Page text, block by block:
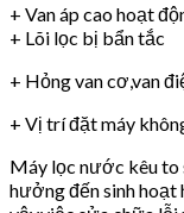
+ Van áp cao hoạt
+ Lõi lọc bị bẩn tắc
+ Hỏng van cơ,van
+ Vị trí đặt máy
Máy lọc nước kêu to
hưởng đến sinh hoạt